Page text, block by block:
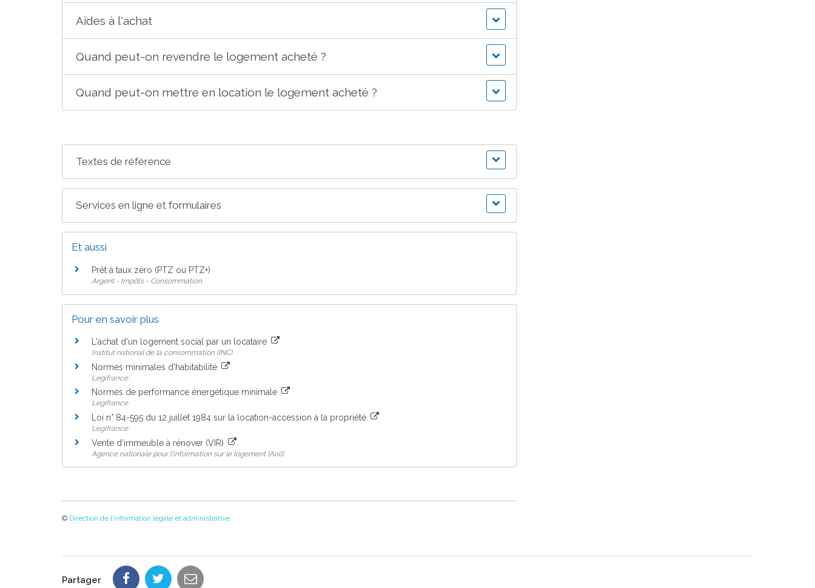
Aides à l'achat
Quand peut-on revendre le logement acheté ?
Quand peut-on mettre en location le logement acheté ?
Textes de référence
Services en ligne et formulaires
Et aussi
Prêt à taux zéro (PTZ ou PTZ+)
Argent - Impôts - Consommation
Pour en savoir plus
L'achat d'un logement social par un locataire
Institut national de la consommation (INC)
Normes minimales d'habitabilité
Legifrance
Normes de performance énergétique minimale
Legifrance
Loi n° 84-595 du 12 juillet 1984 sur la location-accession à la propriété
Legifrance
Vente d'immeuble à rénover (VIR)
Agence nationale pour l'information sur le logement (Anil)
© Direction de l'information légale et administrative
Partager